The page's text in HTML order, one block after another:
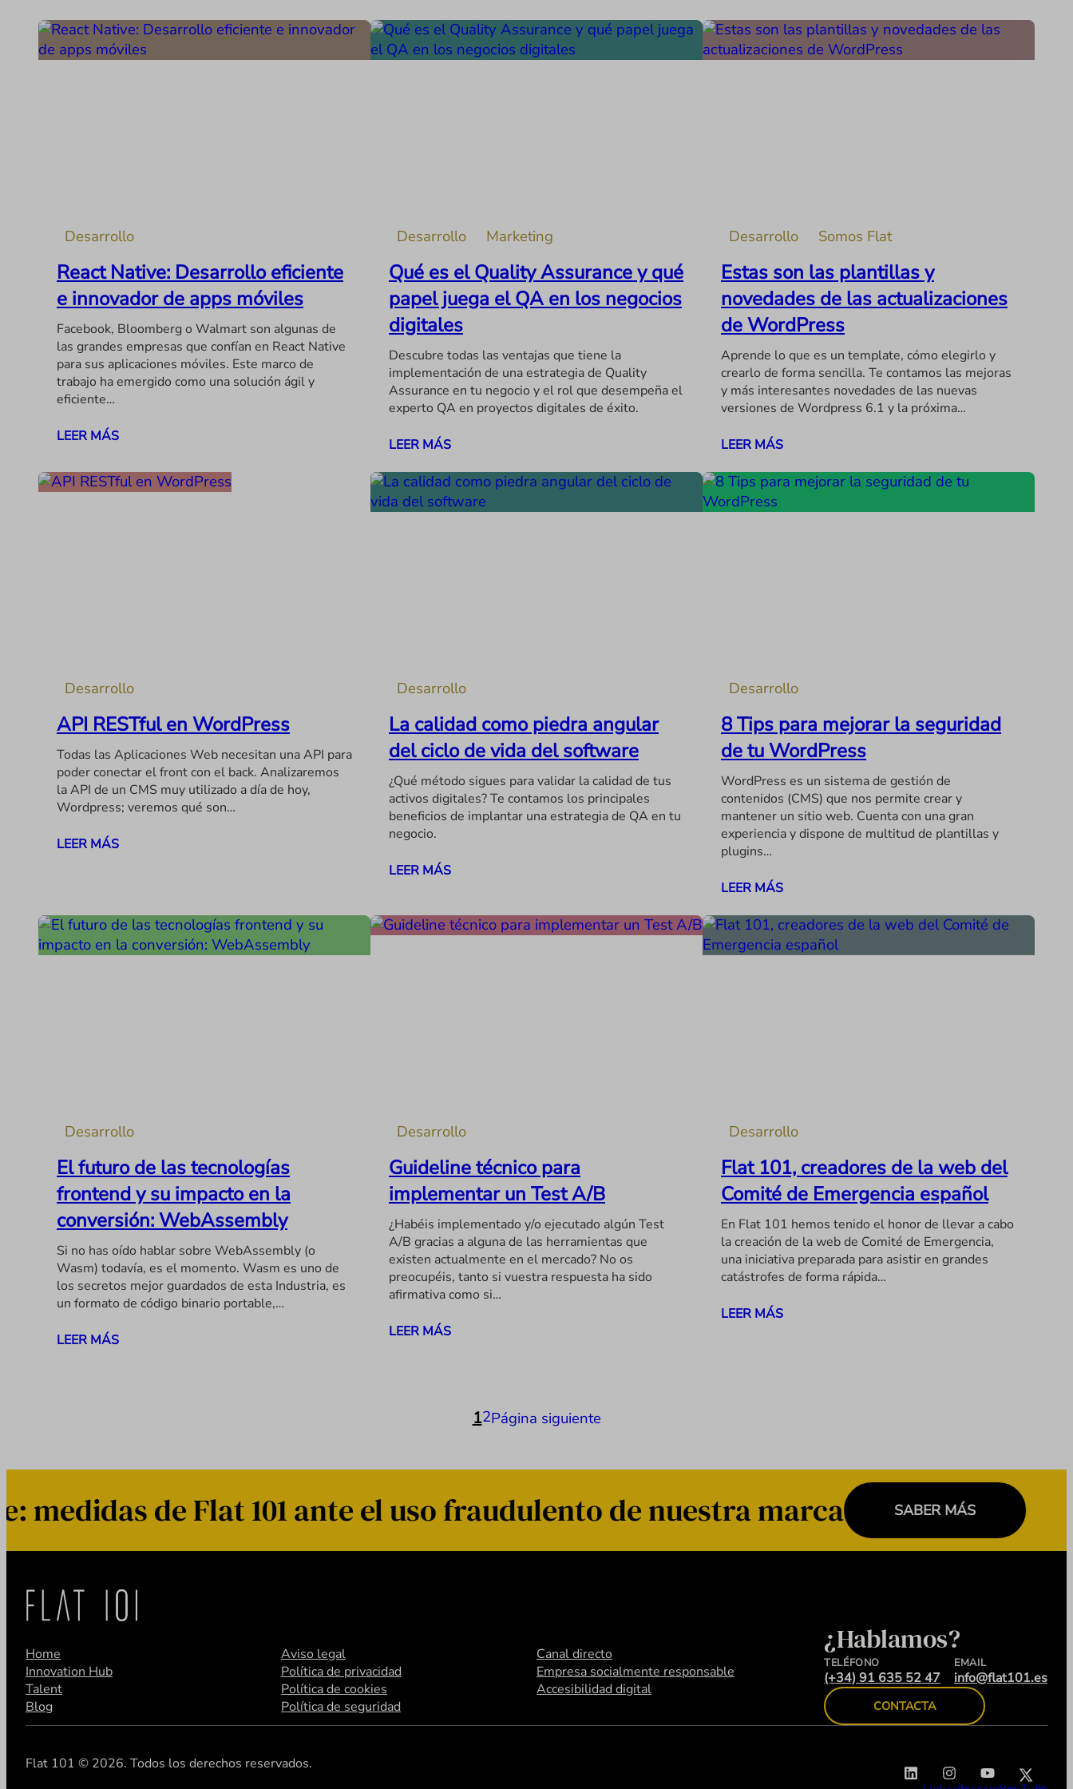
Desarrollo
React Native: Desarrollo eficiente
e innovador de apps móviles
Facebook, Bloomberg o Walmart son algunas de
las grandes empresas que confían en React Native
para sus aplicaciones móviles. Este marco de
trabajo ha emergido como una solución ágil y
eficiente…
LEER MÁS
Desarrollo Marketing
Qué es el Quality Assurance y qué
papel juega el QA en los negocios
digitales
Descubre todas las ventajas que tiene la
implementación de una estrategia de Quality
Assurance en tu negocio y el rol que desempeña el
experto QA en proyectos digitales de éxito.
LEER MÁS
Desarrollo Somos Flat
Estas son las plantillas y
novedades de las actualizaciones
de WordPress
Aprende lo que es un template, cómo elegirlo y
crearlo de forma sencilla. Te contamos las mejoras
y más interesantes novedades de las nuevas
versiones de Wordpress 6.1 y la próxima…
LEER MÁS
Desarrollo
API RESTful en WordPress
Todas las Aplicaciones Web necesitan una API para
poder conectar el front con el back. Analizaremos
la API de un CMS muy utilizado a día de hoy,
Wordpress; veremos qué son…
LEER MÁS
Desarrollo
La calidad como piedra angular
del ciclo de vida del software
¿Qué método sigues para validar la calidad de tus
activos digitales? Te contamos los principales
beneficios de implantar una estrategia de QA en tu
negocio.
LEER MÁS
Desarrollo
8 Tips para mejorar la seguridad
de tu WordPress
WordPress es un sistema de gestión de
contenidos (CMS) que nos permite crear y
mantener un sitio web. Cuenta con una gran
experiencia y dispone de multitud de plantillas y
plugins…
LEER MÁS
Desarrollo
El futuro de las tecnologías
frontend y su impacto en la
conversión: WebAssembly
Si no has oído hablar sobre WebAssembly (o
Wasm) todavía, es el momento. Wasm es uno de
los secretos mejor guardados de esta Industria, es
un formato de código binario portable,…
LEER MÁS
Desarrollo
Guideline técnico para
implementar un Test A/B
¿Habéis implementado y/o ejecutado algún Test
A/B gracias a alguna de las herramientas que
existen actualmente en el mercado? No os
preocupéis, tanto si vuestra respuesta ha sido
afirmativa como si…
LEER MÁS
Desarrollo
Flat 101, creadores de la web del
Comité de Emergencia español
En Flat 101 hemos tenido el honor de llevar a cabo
la creación de la web de Comité de Emergencia,
una iniciativa preparada para asistir en grandes
catástrofes de forma rápida…
LEER MÁS
12Página siguiente
de Flat 101 ante el uso fraudulento de nuestra marca SABER MÁS
Home
Innovation Hub
Talent
Blog
Aviso legal
Política de privacidad
Política de cookies
Política de seguridad
Canal directo
Empresa socialmente responsable
Accesibilidad digital
¿Hablamos?
TELÉFONO
(+34) 91 635 52 47
EMAIL
info@flat101.es
CONTACTA
Flat 101 © 2026. Todos los derechos reservados.